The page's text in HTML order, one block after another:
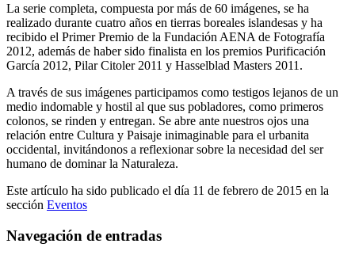
La serie completa, compuesta por más de 60 imágenes, se ha
realizado durante cuatro años en tierras boreales islandesas y ha
recibido el Primer Premio de la Fundación AENA de Fotografía
2012, además de haber sido finalista en los premios Purificación
García 2012, Pilar Citoler 2011 y Hasselblad Masters 2011.
A través de sus imágenes participamos como testigos lejanos de un
medio indomable y hostil al que sus pobladores, como primeros
colonos, se rinden y entregan. Se abre ante nuestros ojos una
relación entre Cultura y Paisaje inimaginable para el urbanita
occidental, invitándonos a reflexionar sobre la necesidad del ser
humano de dominar la Naturaleza.
Este artículo ha sido publicado el día 11 de febrero de 2015 en la
sección Eventos
Navegación de entradas